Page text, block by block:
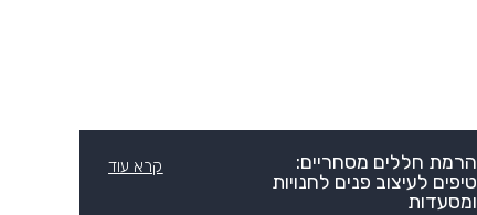
הרמת חללים מסחריים:
טיפים לעיצוב פנים לחנויות
ומסעדות
קרא עוד